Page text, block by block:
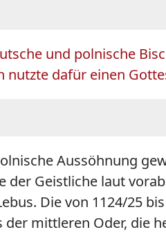
und polnische
nutzte dafür einen
Aussöhnung
Geistliche laut
Die von 1124/25
mittleren Oder, die